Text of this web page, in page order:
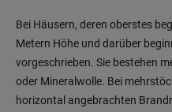
Bei Häusern, deren oberstes
Metern Höhe und darüber
vorgeschrieben. Sie bestehen
oder Mineralwolle. Bei
horizontal angebrachten